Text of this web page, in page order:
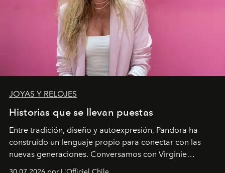
JOYAS Y RELOJES
Historias que se llevan puestas
Entre tradición, diseño y autoexpresión, Pandora ha
construido un lenguaje propio para conectar con las
nuevas generaciones. Conversamos con Virginie